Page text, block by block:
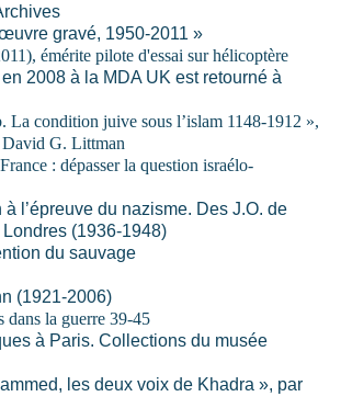
gravé, 1950-2011 »
émérite pilote d'essai sur hélicoptère
2008 à la MDA UK est retourné à
La condition juive sous l’islam 1148-1912 »,
David G. Littman
: dépasser la question israélo-
à l’épreuve du nazisme. Des J.O. de
(1936-1948)
du sauvage
(1921-2006)
dans la guerre 39-45
à Paris. Collections du musée
les deux voix de Khadra », par